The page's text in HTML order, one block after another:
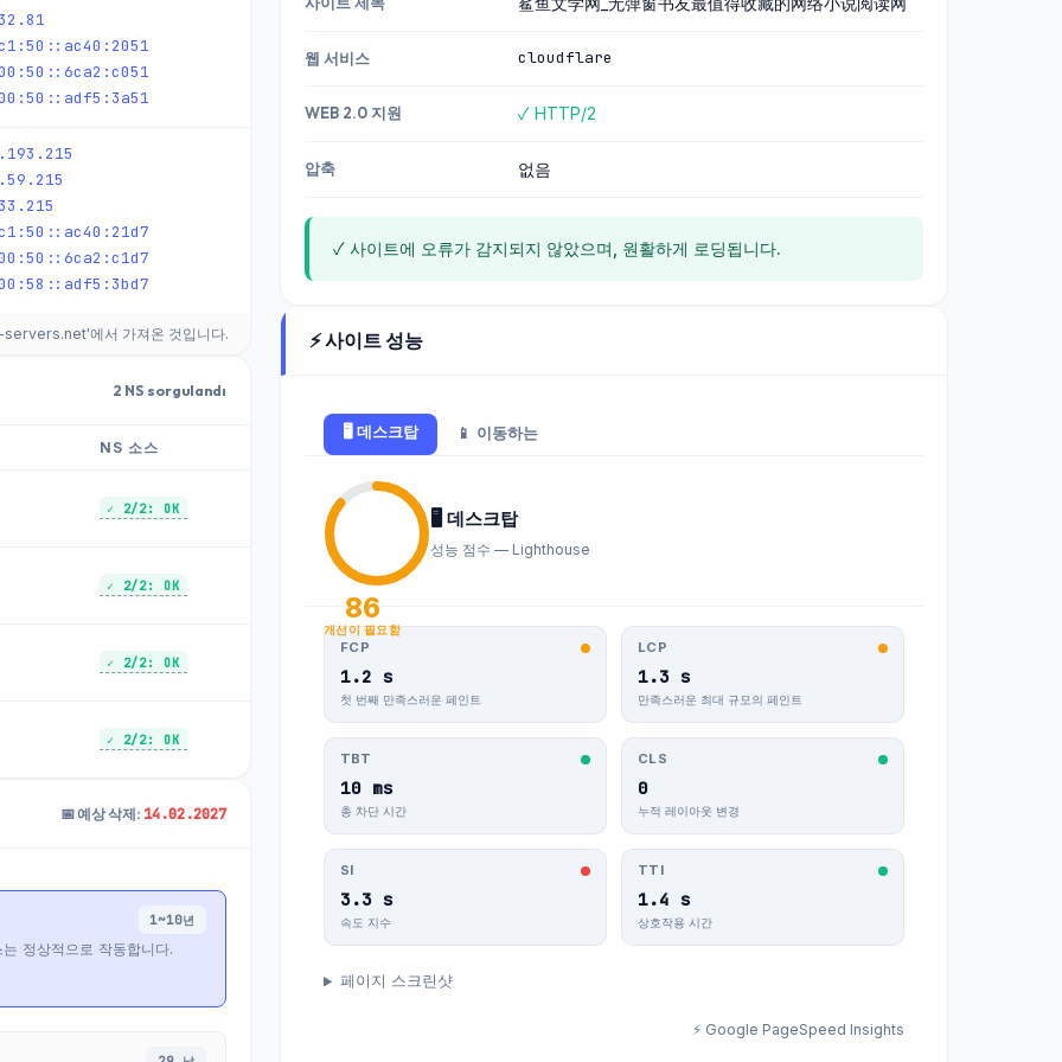
servers.net'에서 가져온 것입니다.
2 NS sorgulandı
NS 소스
✓ 2/2: OK
✓ 2/2: OK
✓ 2/2: OK
✓ 2/2: OK
📅 예상 삭제: 14.02.2027
1~10년
정상적으로 작동합니다.
웹 서비스 cloudflare
WEB 2.0 지원 ✓ HTTP/2
압축 없음
✓ 사이트에 오류가 감지되지 않았으며, 원활하게 로딩됩니다.
⚡ 사이트 성능
🖥️ 데스크탑 📱 이동하는
86
개선이 필요함
🖥️ 데스크탑
성능 점수 — Lighthouse
FCP
1.2 s
첫 번째 만족스러운 페인트
LCP
1.3 s
만족스러운 최대 규모의 페인트
TBT
10 ms
총 차단 시간
CLS
0
누적 레이아웃 변경
SI
3.3 s
속도 지수
TTI
1.4 s
상호작용 시간
페이지 스크린샷
⚡ Google PageSpeed Insights